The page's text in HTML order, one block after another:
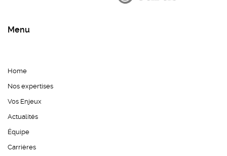
Menu
Home
Nos expertises
Vos Enjeux
Actualités
Équipe
Carrières